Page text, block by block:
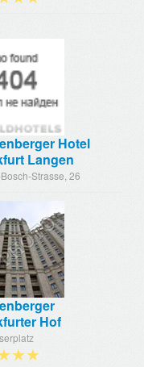
Hotel
Langen
Strasse, 26
Hof